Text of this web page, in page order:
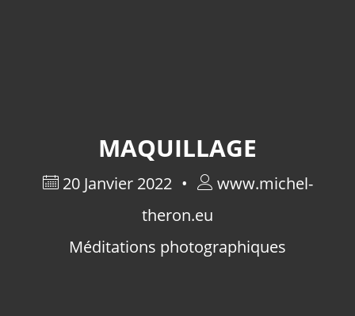
MAQUILLAGE
20 Janvier 2022
www.michel-
theron.eu
Méditations photographiques